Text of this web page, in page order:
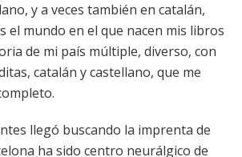
y a veces también en catalán,
el mundo en el que nacen mis libros
de mi país múltiple, diverso, con
catalán y castellano, que me
llegó buscando la imprenta de
ha sido centro neurálgico de